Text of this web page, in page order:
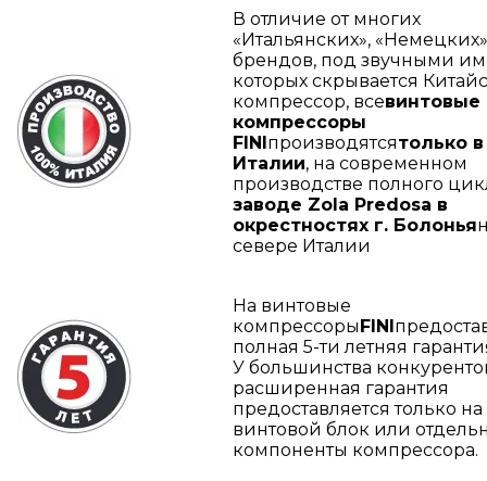
В отличие от многих
«Итальянских»,
брендов, под звучными
которых скрывается
компрессор, всевинтовые
компрессоры
FINIпроизводятсятолько в
Италии, на современном
производстве полного
заводе Zola Predosa в
окрестностях г. Болонья
севере Италии
На винтовые
компрессорыFINI
полная 5-ти летняя
У большинства
расширенная гарантия
предоставляется только на
винтовой блок или
компоненты компрессора.